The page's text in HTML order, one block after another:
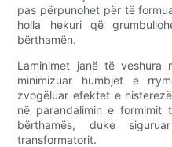
pas përpunohet për të
holla hekuri që
bërthamën.
Laminimet janë të veshura
minimizuar humbjet e
zvogëluar efektet e
në parandalimin e formimit
bërthamës, duke
transformatorit.